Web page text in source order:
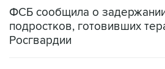
ФСБ сообщила о
подростков, готовивших
Росгвардии